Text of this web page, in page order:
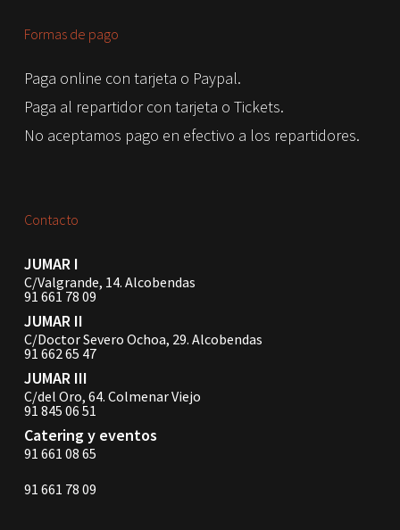
Formas de pago
Paga online con tarjeta o Paypal.
Paga al repartidor con tarjeta o Tickets.
No aceptamos pago en efectivo a los repartidores.
Contacto
JUMAR I
C/Valgrande, 14. Alcobendas
91 661 78 09
JUMAR II
C/Doctor Severo Ochoa, 29. Alcobendas
91 662 65 47
JUMAR III
C/del Oro, 64. Colmenar Viejo
91 845 06 51
Catering y eventos
91 661 08 65
91 661 78 09